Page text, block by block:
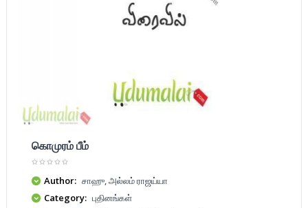
கொமுரம் பீம்
Author: சாஹு, அல்லம் ராஜய்யா
Category: புதினங்கள்